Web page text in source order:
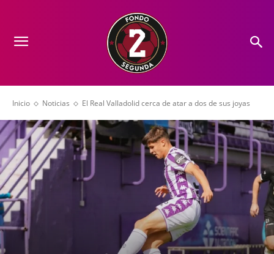
Inicio Noticias El Real Valladolid cerca de atar a dos de sus joyas